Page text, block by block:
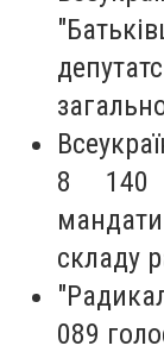
8 140
складу
089